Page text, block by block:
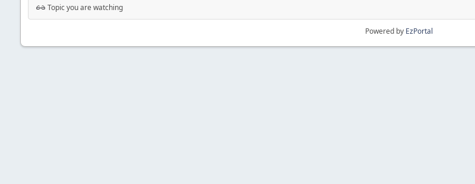
Topic you are watching
Powered by EzPortal